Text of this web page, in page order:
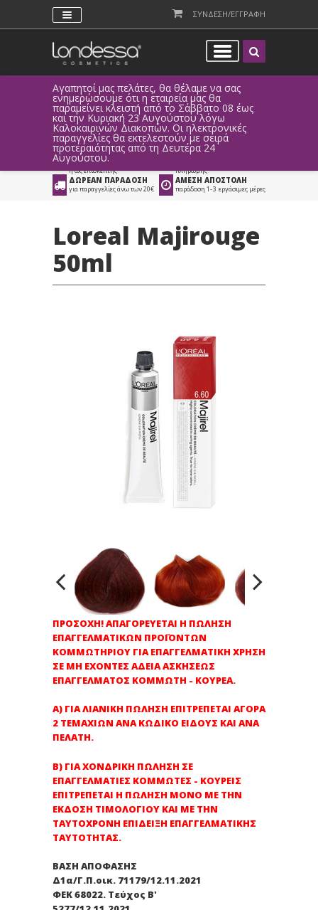
ΣΥΝΔΕΣΗ/ΕΓΓΡΑΦΗ
Αγαπητοί μας πελάτες, θα θέλαμε να σας
ενημερώσουμε ότι η εταιρεία μας θα
παραμείνει κλειστή από το Σάββατο 08 έως
και την Κυριακή 23 Αυγούστου λόγω
Καλοκαιρινών Διακοπών. Οι ηλεκτρονικές
παραγγελίες θα εκτελεστούν με σειρά
προτεραιότητας από τη Δευτέρα 24
Αυγούστου.
Προϊόντα > Μαλλιά
>
Βαφές Μαλλιών
> Βαφή Μαλλιών Loreal
ΑΜΕΣΗ ΣΥΝΔΕΣΗ
Facebook, Gmail
ή ως επισκέπτης
ΕΥΚΟΛΕΣ ΑΓΟΡΕΣ
πληρωμής
ΔΩΡΕΑΝ ΠΑΡΑΔΟΣΗ
για παραγγελίες άνω των 20€
ΑΜΕΣΗ ΑΠΟΣΤΟΛΗ
παράδοση 1-3 εργάσιμες μέρες
Loreal Majirouge
50ml
ΠΡΟΣΟΧΗ! ΑΠΑΓΟΡΕΥΕΤΑΙ Η ΠΩΛΗΣΗ
ΕΠΑΓΓΕΛΜΑΤΙΚΩΝ ΠΡΟΪΟΝΤΩΝ
ΚΟΜΜΩΤΗΡΙΟΥ ΓΙΑ ΕΠΑΓΓΕΛΜΑΤΙΚΗ ΧΡΗΣΗ
ΣΕ ΜΗ ΕΧΟΝΤΕΣ ΑΔΕΙΑ ΑΣΚΗΣΕΩΣ
ΕΠΑΓΓΕΛΜΑΤΟΣ ΚΟΜΜΩΤΗ - ΚΟΥΡΕΑ.
Α) ΓΙΑ ΛΙΑΝΙΚΗ ΠΩΛΗΣΗ ΕΠΙΤΡΕΠΕΤΑΙ ΑΓΟΡΑ
2 ΤΕΜΑΧΙΩΝ ΑΝΑ ΚΩΔΙΚΟ ΕΙΔΟΥΣ ΚΑΙ ΑΝΑ
ΠΕΛΑΤΗ.
Β) ΓΙΑ ΧΟΝΔΡΙΚΗ ΠΩΛΗΣΗ ΣΕ
ΕΠΑΓΓΕΛΜΑΤΙΕΣ ΚΟΜΜΩΤΕΣ - ΚΟΥΡΕΙΣ
ΕΠΙΤΡΕΠΕΤΑΙ Η ΠΩΛΗΣΗ ΜΟΝΟ ΜΕ ΤΗΝ
ΕΚΔΟΣΗ ΤΙΜΟΛΟΓΙΟΥ ΚΑΙ ΜΕ ΤΗΝ
ΤΑΥΤΟΧΡΟΝΗ ΕΠΙΔΕΙΞΗ ΕΠΑΓΓΕΛΜΑΤΙΚΗΣ
ΤΑΥΤΟΤΗΤΑΣ.
ΒΑΣΗ ΑΠΟΦΑΣΗΣ
Δ1α/Γ.Π.οικ. 71179/12.11.2021
ΦΕΚ 68022. Τεύχος Β'